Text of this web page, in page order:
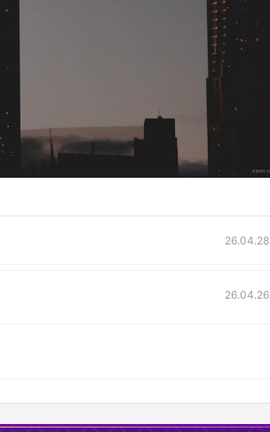
26.04.28
26.04.26